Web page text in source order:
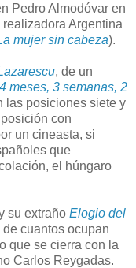
Pedro Almodóvar en
realizadora Argentina
mujer sin cabeza).
, de un
4 meses, 3 semanas, 2
las posiciones siete y
con
un cineasta, si
que
el húngaro
su extraño Elogio del
cuantos ocupan
que se cierra con la
Carlos Reygadas.